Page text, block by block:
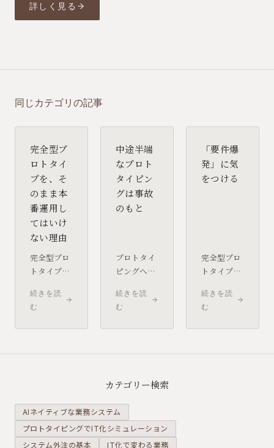
詳しく見る
同じカテゴリの記事
完全型プ
ロトタイ
プを、そ
のまま本
番運用し
てはいけ
ない理由
完全型プロ
トタイプは
使えそう」
と思えるほ
す。しかし
とプロトタ
イプの目的
に含まれて
続きを読
む
中途半端
なプロト
タイピン
グは事故
のもと
プロトタイ
ピングへの
現場の多く
は、実は
イピング」
います。コ
スト削減の
ためにプロ
セスを省略
し、検証を
続きを読
む
「要件爆
発」に気
をつける
完全型プロ
トタイプは
精度を大き
く高めま
「あれも欲
続きを読
む
カテゴリー検索
AIネイティブな業務システム
プロトタイピングでIT化シミュレーション
システム外注の基本
IT化で変わる業務